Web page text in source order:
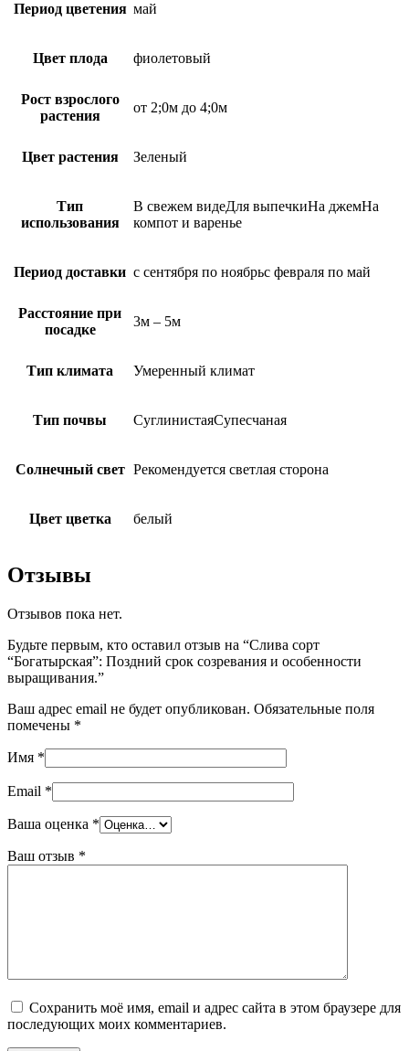
Период цветения май
Цвет плода фиолетовый
Рост взрослого
растения
от 2;0м до 4;0м
Цвет растения Зеленый
Тип
использования
В свежем видеДля выпечкиНа джемНа
компот и варенье
Период доставки с сентября по ноябрьс февраля по май
Расстояние при
посадке
3м – 5м
Тип климата Умеренный климат
Тип почвы СуглинистаяСупесчаная
Солнечный свет Рекомендуется светлая сторона
Цвет цветка белый
Отзывы
Отзывов пока нет.
Будьте первым, кто оставил отзыв на “Слива сорт
“Богатырская”: Поздний срок созревания и особенности
выращивания.”
Ваш адрес email не будет опубликован. Обязательные поля
помечены *
Имя *
Email *
Ваша оценка *
Ваш отзыв *
Сохранить моё имя, email и адрес сайта в этом браузере для
последующих моих комментариев.